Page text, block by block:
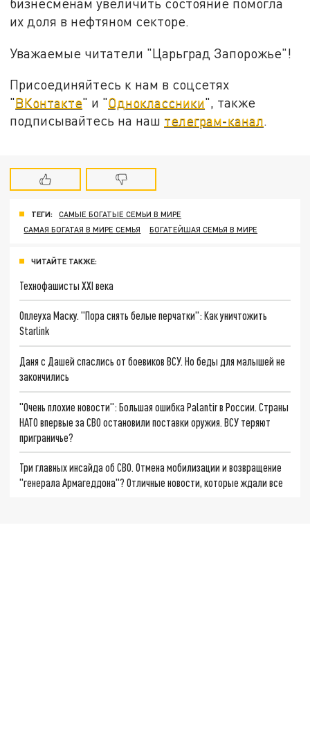
их доля в нефтяном секторе.
Уважаемые читатели "Царьград Запорожье"!
Присоединяйтесь к нам в соцсетях
"ВКонтакте" и "Одноклассники", также
подписывайтесь на наш телеграм-канал.
ТЕГИ:
САМЫЕ БОГАТЫЕ СЕМЬИ В МИРЕ
САМАЯ БОГАТАЯ В МИРЕ СЕМЬЯ
БОГАТЕЙШАЯ СЕМЬЯ В МИРЕ
ЧИТАЙТЕ ТАКЖЕ:
Технофашисты XXI века
Оплеуха Маску. "Пора снять белые перчатки": Как уничтожить
Starlink
Даня с Дашей спаслись от боевиков ВСУ. Но беды для малышей не
закончились
"Очень плохие новости": Большая ошибка Palantir в России. Страны
НАТО впервые за СВО остановили поставки оружия. ВСУ теряют
приграничье?
Три главных инсайда об СВО. Отмена мобилизации и возвращение
"генерала Армагеддона"? Отличные новости, которые ждали все